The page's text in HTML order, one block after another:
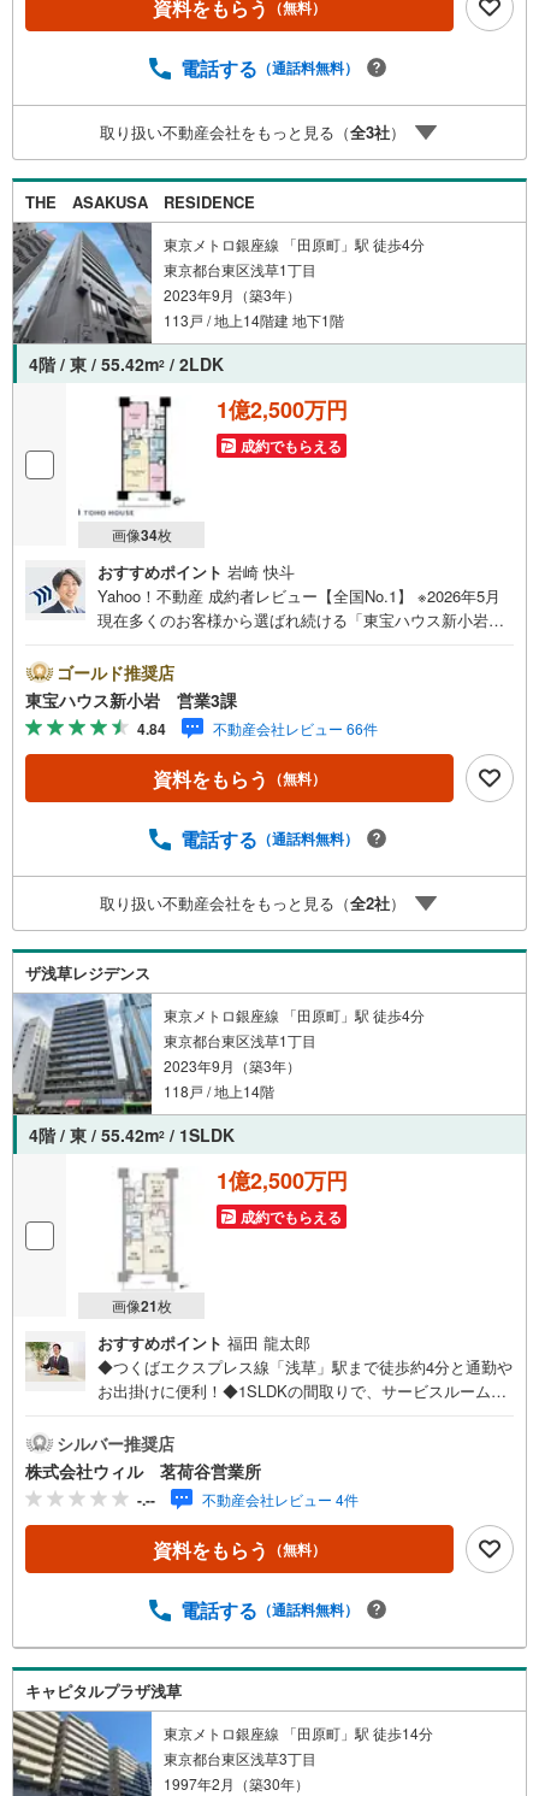
遇金利と各種手数料0円でお得に。（2）【未来カレンダー
ュレーション。「月々いくらなら安心か」をプロが明確に
す。 Yahoo！不動産キャンペーン対象店舗 当店でのご成約
でPayPayボーナスがもらえるキャンペーン対象です！※必
ずYahoo！ JAPAN IDでログインの上お問い合わせくださ
い。
資料をもらう （無料）
電話する （通話料無料）
取り扱い不動産会社をもっと見る（全3社）
THE ASAKUSA RESIDENCE
東京メトロ銀座線 「田原町」駅 徒歩4分
東京都台東区浅草1丁目
2023年9月（築3年）
113戸 / 地上14階建 地下1階
4階 / 東 / 55.42m2 / 2LDK
画像34枚
1億2,500万円
成約でもらえる
おすすめポイント 岩崎 快斗
Yahoo！不動産 成約者レビュー【全国No.1】 ※2026年5月
現在多くのお客様から選ばれ続ける「東宝ハウス新小岩」
見学OK■営業時間内（9:00～20:00）はお電話でのご連絡が
スムーズです。ご自宅への送迎・最寄駅でのお待ち合わせ
等、お気軽にご相談ください。 選ばれる3つの「圧倒的メ
リット」 （1）【業界最低水準の提携住宅ローン】「他社
で断られた」「借入がある」方も独自審査で多数承認！優
遇金利と各種手数料0円でお得に。（2）【未来カレンダー
ュレーション。「月々いくらなら安心か」をプロが明確に
す。 Yahoo！不動産キャンペーン対象店舗 当店でのご成約
でPayPayボーナスがもらえるキャンペーン対象です！※必
ずYahoo！ JAPAN IDでログインの上お問い合わせくださ
い。
ゴールド推奨店
東宝ハウス新小岩 営業3課
4.84 不動産会社レビュー 66件
資料をもらう （無料）
電話する （通話料無料）
取り扱い不動産会社をもっと見る（全2社）
ザ浅草レジデンス
東京メトロ銀座線 「田原町」駅 徒歩4分
東京都台東区浅草1丁目
2023年9月（築3年）
118戸 / 地上14階
4階 / 東 / 55.42m2 / 1SLDK
画像21枚
1億2,500万円
成約でもらえる
おすすめポイント 福田 龍太郎
◆つくばエクスプレス線「浅草」駅まで徒歩約4分と通勤や
お出掛けに便利！◆1SLDKの間取りで、サービスルームを
がなく、開放感と陽当たりに恵まれた住環境！◆約6帖のサ
ービスルームは、書斎や収納など多目的に活用できる便利
な空間です！◆WIC・SIC付きで、衣類や靴をすっきり収納
できる収納豊富な住まい！◆調理スペースを広く確保したL
字キッチンで、毎日の料理も快適にこなせます！◆エアコ
ン・床暖房付きのため、一年を通して快適にお過ごしいた
【営業時間10:00～19:00】上記時間はお電話が繋がりやす
学される場合は「室内・現地を見学する（無料）」ボタン
よりご希望の日時をご記入いただけますとスムーズにご案
内が可能です。【ウィル不動産販売はここが強み】（1）住
宅ローンに精通したローン専門部署があります！（2）施工
実績多数のリフォーム部門も社内にあります！（3）定休日
なし！
シルバー推奨店
株式会社ウィル 茗荷谷営業所
-.-- 不動産会社レビュー 4件
資料をもらう （無料）
電話する （通話料無料）
キャピタルプラザ浅草
東京メトロ銀座線 「田原町」駅 徒歩14分
東京都台東区浅草3丁目
1997年2月（築30年）